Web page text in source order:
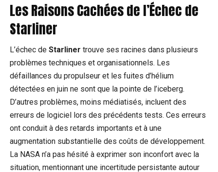
Les Raisons Cachées de l’Échec de
Starliner
L’échec de Starliner trouve ses racines dans plusieurs
problèmes techniques et organisationnels. Les
défaillances du propulseur et les fuites d’hélium
détectées en juin ne sont que la pointe de l’iceberg.
D’autres problèmes, moins médiatisés, incluent des
erreurs de logiciel lors des précédents tests. Ces erreurs
ont conduit à des retards importants et à une
augmentation substantielle des coûts de développement.
La NASA n’a pas hésité à exprimer son inconfort avec la
situation, mentionnant une incertitude persistante autour